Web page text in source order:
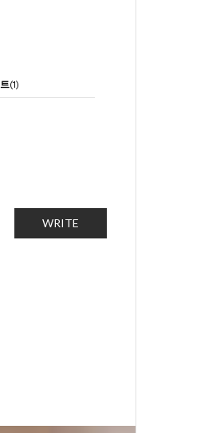
(1)
WRITE